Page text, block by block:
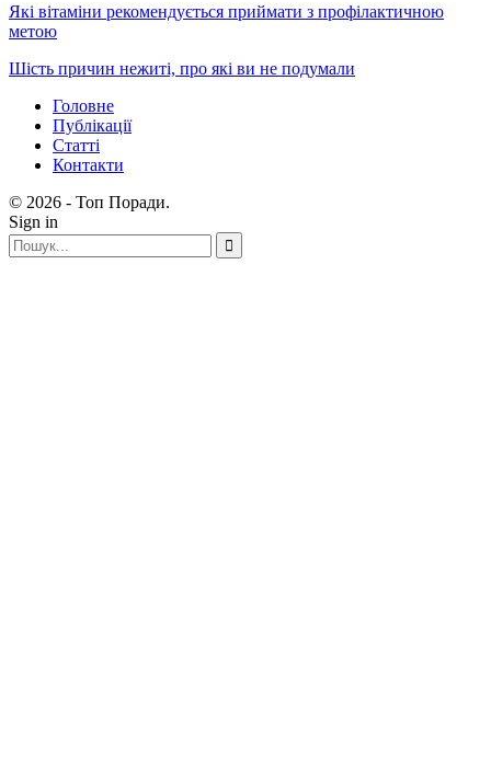
Які вітаміни рекомендується приймати з профілактичною
метою
Шість причин нежиті, про які ви не подумали
Головне
Публікації
Статті
Контакти
© 2026 - Топ Поради.
Sign in